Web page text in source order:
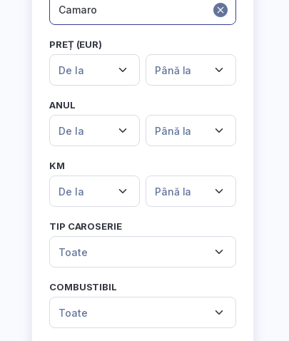
Camaro
PREȚ (EUR)
De la Până la
ANUL
De la Până la
KM
De la Până la
TIP CAROSERIE
Toate
COMBUSTIBIL
Toate